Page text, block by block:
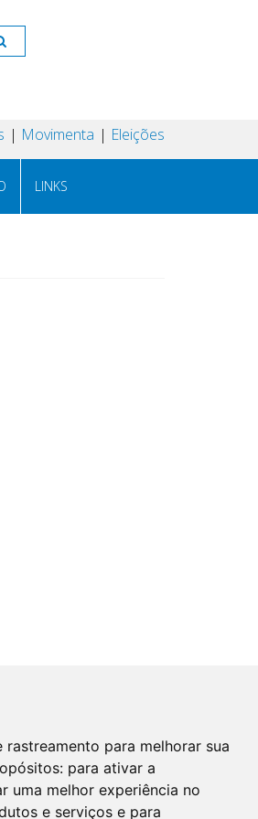
para melhorar sua
para ativar a
uma melhor experiência no
e serviços e para
Movimenta Eleições
LINKS